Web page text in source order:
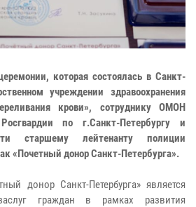
которая состоялась в Санкт-
учреждении здравоохранения
крови», сотруднику ОМОН
по г.Санкт-Петербургу и
старшему лейтенанту полиции
«Почетный донор Санкт-Петербурга».
донор Санкт-Петербурга» является
граждан в рамках развития